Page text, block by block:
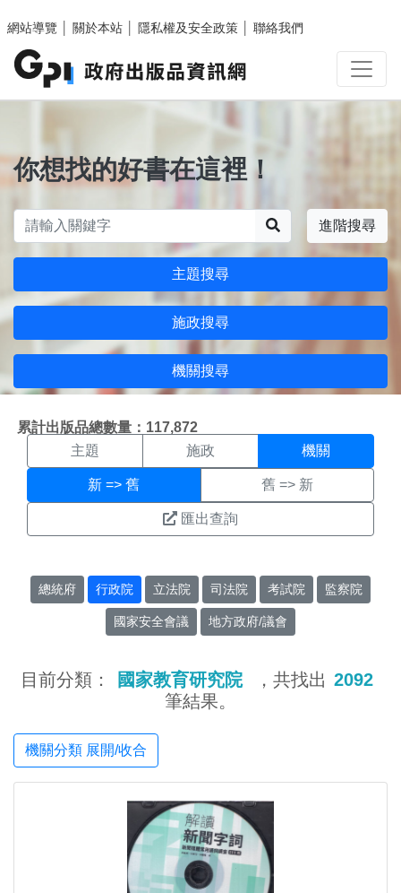
網站導覽
關於本站 隱私權及安全政策 聯絡我們
你想找的好書在這裡！
進階搜尋
主題搜尋
施政搜尋
機關搜尋
累計出版品總數量：117,872
機關搜尋結果頁面
主題 施政 機關
新 => 舊 舊 => 新
匯出查詢
總統府 行政院 立法院 司法院 考試院 監察院
國家安全會議 地方政府/議會
目前分類： 國家教育研究院 ，共找出 2092
筆結果。
機關分類 展開/收合